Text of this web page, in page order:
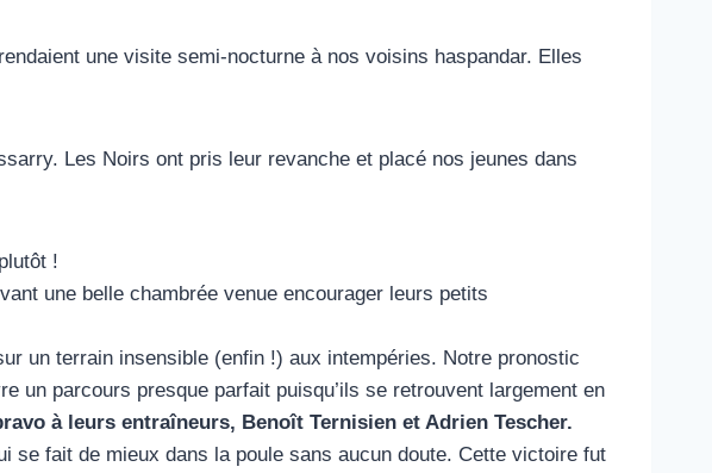
une visite semi-nocturne à nos voisins haspandar. Elles
Les Noirs ont pris leur revanche et placé nos jeunes dans
!
une belle chambrée venue encourager leurs petits
un terrain insensible (enfin !) aux intempéries. Notre pronostic
un parcours presque parfait puisqu’ils se retrouvent largement en
à leurs entraîneurs, Benoît Ternisien et Adrien Tescher.
se fait de mieux dans la poule sans aucun doute. Cette victoire fut